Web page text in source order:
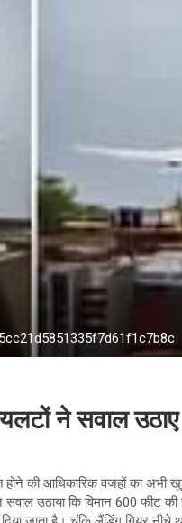
ने सवाल उठाए
होने की आधिकारिक वजहों का
उठाया कि विमान 600 फीट